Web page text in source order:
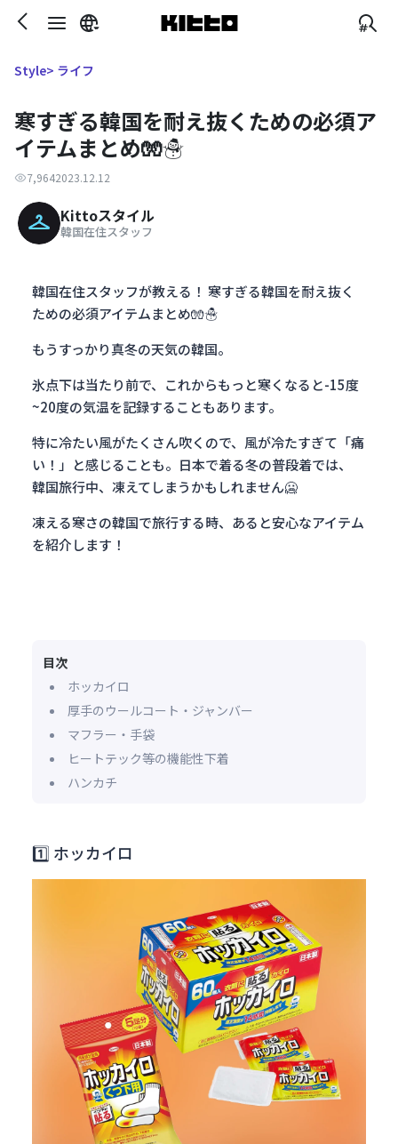
Style> ライフ
寒すぎる韓国を耐え抜くための必須ア
イテムまとめ🧤☃️
7,9642023.12.12
Kittoスタイル
韓国在住スタッフ
韓国在住スタッフが教える！ 寒すぎる韓国を耐え抜く
ための必須アイテムまとめ🧤☃️
もうすっかり真冬の天気の韓国。
氷点下は当たり前で、これからもっと寒くなると-15度
~20度の気温を記録することもあります。
特に冷たい風がたくさん吹くので、風が冷たすぎて「痛
い！」と感じることも。日本で着る冬の普段着では、
韓国旅行中、凍えてしまうかもしれません🥶
凍える寒さの韓国で旅行する時、あると安心なアイテム
を紹介します！
目次
ホッカイロ
厚手のウールコート・ジャンバー
マフラー・手袋
ヒートテック等の機能性下着
ハンカチ
1️⃣ ホッカイロ